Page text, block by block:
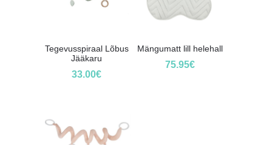
Tegevusspiraal Lõbus
Jääkaru
33.00€
Mängumatt lill helehall
75.95€